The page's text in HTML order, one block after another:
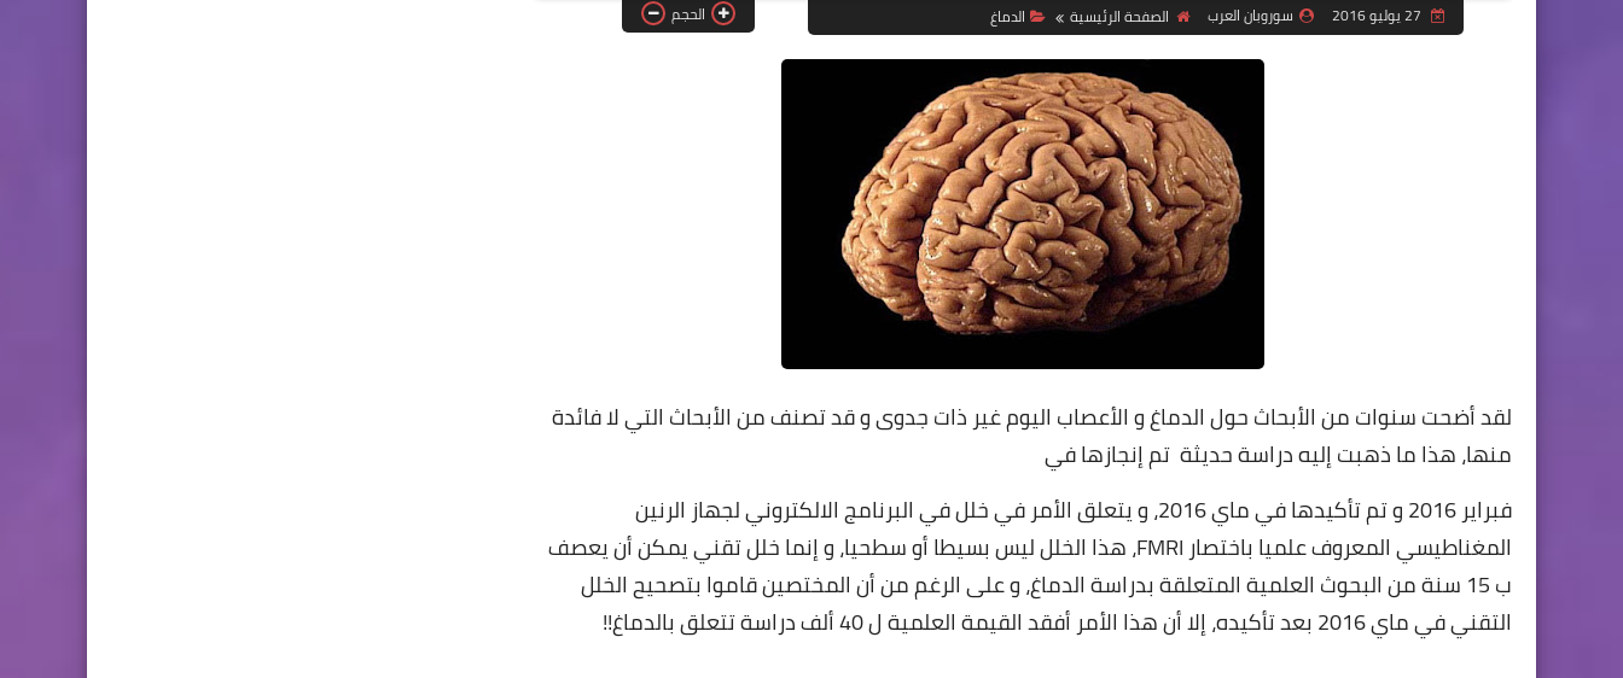
سوروبان العرب الصفحة الرئيسية الدماغ الحجم
لقد أضحت سنوات من الأبحاث حول الدماغ و الأعصاب اليوم غير ذات جدوى و قد تصنف من الأبحاث التي لا فائدة
منها، هذا ما ذهبت إليه دراسة حديثة تم إنجازها في
فبراير 2016 و تم تأكيدها في ماي 2016، و يتعلق الأمر في خلل في البرنامج الالكتروني لجهاز الرنين
المغناطيسي المعروف علميا باختصار FMRI، هذا الخلل ليس بسيطا أو سطحيا، و إنما خلل تقني يمكن أن يعصف
ب 15 سنة من البحوث العلمية المتعلقة بدراسة الدماغ، و على الرغم من أن المختصين قاموا بتصحيح الخلل
التقني في ماي 2016 بعد تأكيده، إلا أن هذا الأمر أفقد القيمة العلمية ل 40 ألف دراسة تتعلق بالدماغ!!